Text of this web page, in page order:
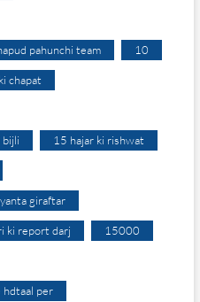
pahunchi team 10
chapat
bijli 15 hajar ki rishwat
giraftar
ki report darj 15000
hdtaal per